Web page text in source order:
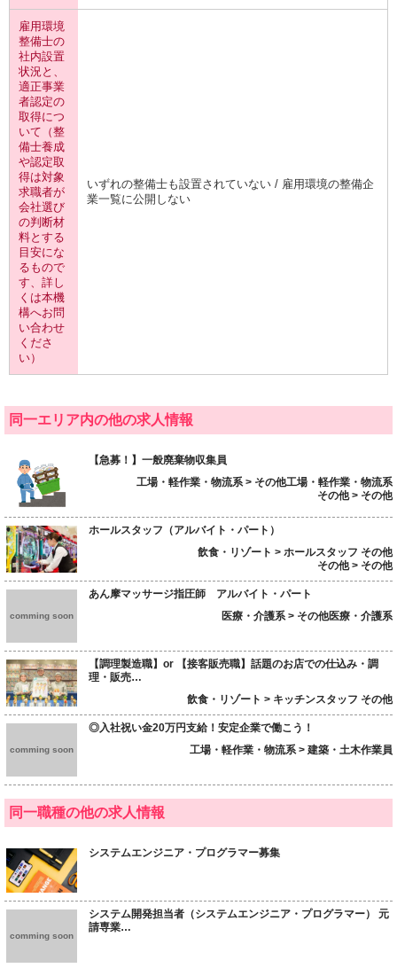
雇用環境
整備士の
社内設置
状況と、
適正事業
者認定の
取得につ
いて（整
備士養成
や認定取
得は対象
求職者が
会社選び
の判断材
料とする
目安にな
るもので
す、詳し
くは本機
構へお問
い合わせ
くださ
い）
いずれの整備士も設置されていない / 雇用環境の整備企
業一覧に公開しない
同一エリア内の他の求人情報
【急募！】一般廃棄物収集員
工場・軽作業・物流系 > その他工場・軽作業・物流系
その他 > その他
ホールスタッフ（アルバイト・パート）
飲食・リゾート > ホールスタッフ その他
その他 > その他
comming soon
あん摩マッサージ指圧師 アルバイト・パート
医療・介護系 > その他医療・介護系
【調理製造職】or 【接客販売職】話題のお店での仕込み・調
理・販売…
飲食・リゾート > キッチンスタッフ その他
comming soon
◎入社祝い金20万円支給！安定企業で働こう！
工場・軽作業・物流系 > 建築・土木作業員
同一職種の他の求人情報
システムエンジニア・プログラマー募集
comming soon
システム開発担当者（システムエンジニア・プログラマー） 元
請専業…